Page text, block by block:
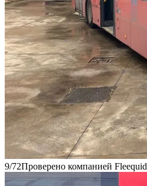
9/72Проверено компанией Fleequid